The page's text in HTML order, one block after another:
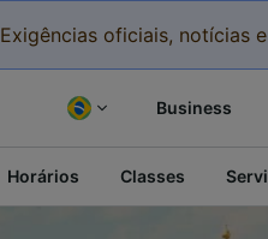
Exigências oficiais, notícias
Business
Horários Classes